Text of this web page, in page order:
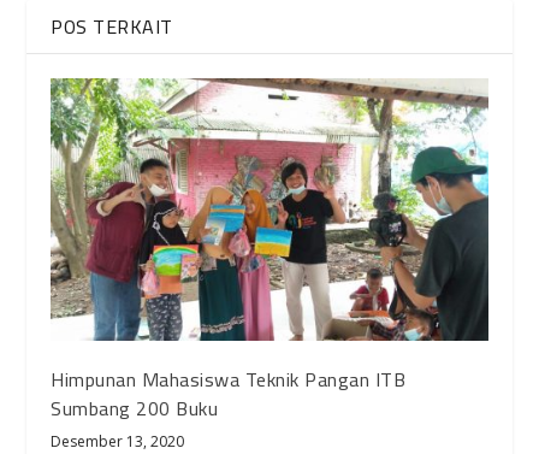
POS TERKAIT
Himpunan Mahasiswa Teknik Pangan ITB
Sumbang 200 Buku
Desember 13, 2020